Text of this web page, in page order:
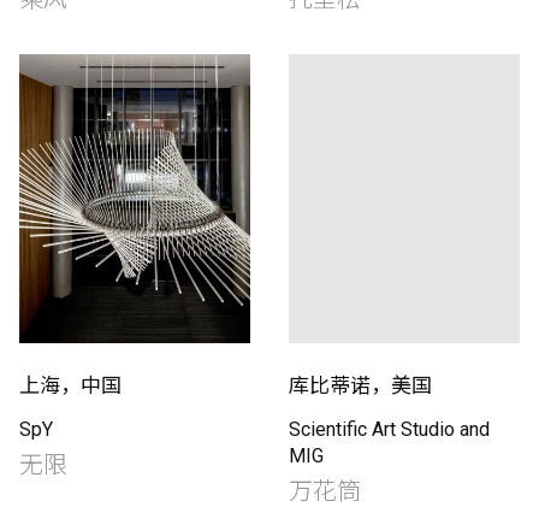
上海，中国
SpY
无限
库比蒂诺，美国
Scientific Art Studio and
MIG
万花筒